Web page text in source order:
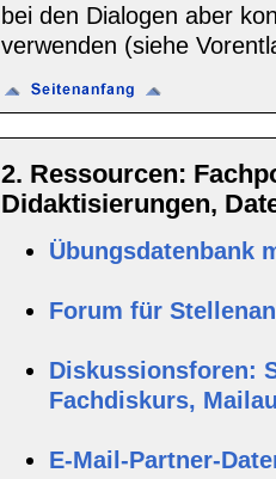
bei den Dialogen aber
verwenden (siehe
2. Ressourcen:
Didaktisierungen,
Übungsdatenbank
Forum für
Diskussionsforen:
Fachdiskurs,
E-Mail-Partner-